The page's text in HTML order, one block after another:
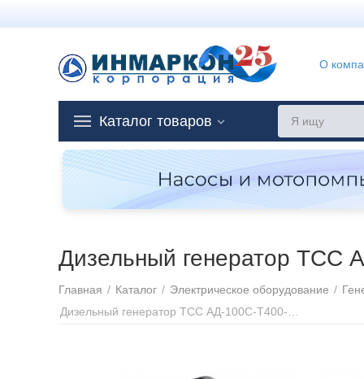
О
Каталог товаров
Дизельный генератор ТСС
Главная / Каталог / Электрическое оборудование /